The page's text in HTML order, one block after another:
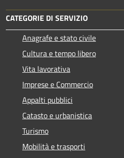
CATEGORIE DI SERVIZIO
Anagrafe e stato civile
Cultura e tempo libero
Vita lavorativa
Imprese e Commercio
Appalti pubblici
Catasto e urbanistica
Turismo
Mobilità e trasporti